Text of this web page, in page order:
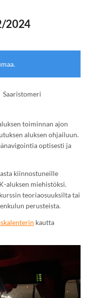
2024
Saaristomeri
toiminnan ajon
aluksen ohjailuun.
optisesti ja
kiinnostuneille
aluksen miehistöksi.
teoriaosuuksilta tai
perusteista.
kautta